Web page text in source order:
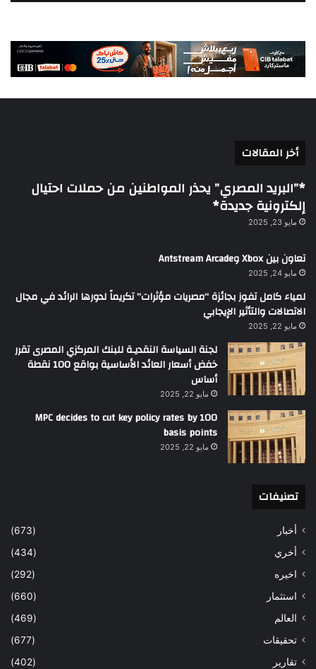
أخر المقالات
*”البريد المصري” يحذر المواطنين من حملات احتيال
إلكترونية جديدة*
مايو 23, 2025
تعاون بين Xbox وAntstream Arcade
مايو 24, 2025
لمياء كامل تفوز بجائزة “مصريات مؤثرات” تكريماً لدورها الرائد في مجال
الاتصالات والتأثير الإيجابي
مايو 22, 2025
لجنة السياسة النقديـة للبنك المركزي المصرى تقرر
خفض أسعار العائد الأساسية بواقع 100 نقطة
أساس
مايو 22, 2025
MPC decides to cut key policy rates by 100
basis points
مايو 22, 2025
تصنيفات
أخبار
(673)
أخري
(434)
اخيره
(292)
استثمار
(660)
العالم
(469)
تحقيقات
(677)
تقارير
(402)